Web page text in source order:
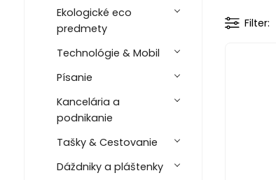
Ekologické eco
predmety
Technológie & Mobil
Písanie
Kancelária a
podnikanie
Tašky & Cestovanie
Dáždniky a pláštenky
Filter